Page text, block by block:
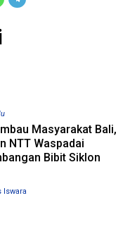
Masyarakat Bali,
NTT Waspadai
Bibit Siklon
Iswara